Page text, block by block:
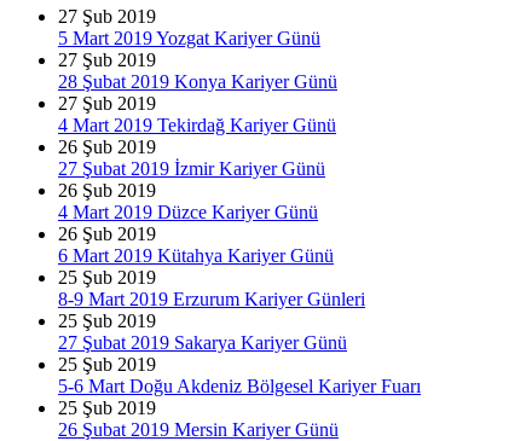
27 Şub 2019
5 Mart 2019 Yozgat Kariyer Günü
27 Şub 2019
28 Şubat 2019 Konya Kariyer Günü
27 Şub 2019
4 Mart 2019 Tekirdağ Kariyer Günü
26 Şub 2019
27 Şubat 2019 İzmir Kariyer Günü
26 Şub 2019
4 Mart 2019 Düzce Kariyer Günü
26 Şub 2019
6 Mart 2019 Kütahya Kariyer Günü
25 Şub 2019
8-9 Mart 2019 Erzurum Kariyer Günleri
25 Şub 2019
27 Şubat 2019 Sakarya Kariyer Günü
25 Şub 2019
5-6 Mart Doğu Akdeniz Bölgesel Kariyer Fuarı
25 Şub 2019
26 Şubat 2019 Mersin Kariyer Günü